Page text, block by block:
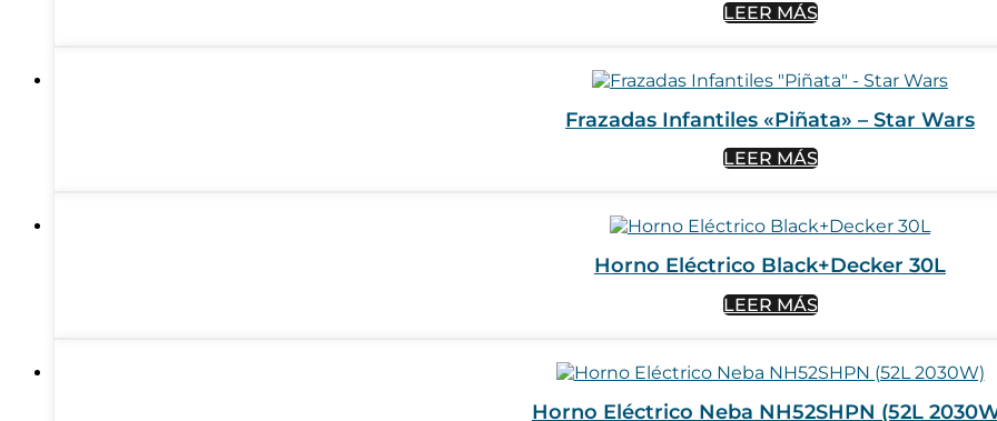
LEER MÁS
Frazadas Infantiles «Piñata» – Star Wars
LEER MÁS
Horno Eléctrico Black+Decker 30L
LEER MÁS
Horno Eléctrico Neba NH52SHPN (52L